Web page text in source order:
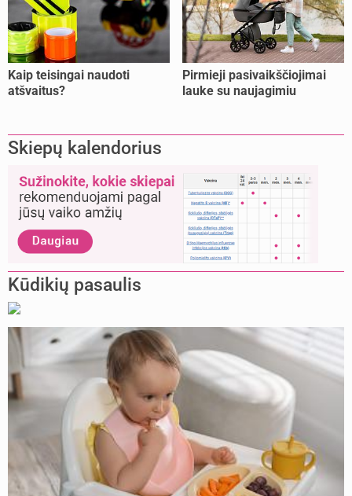
Kaip teisingai naudoti
atšvaitus?
Pirmieji pasivaikščiojimai
lauke su naujagimiu
Skiepų kalendorius
Kūdikių pasaulis